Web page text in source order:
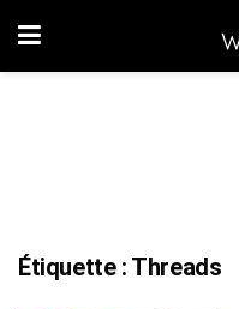
Étiquette : Threads